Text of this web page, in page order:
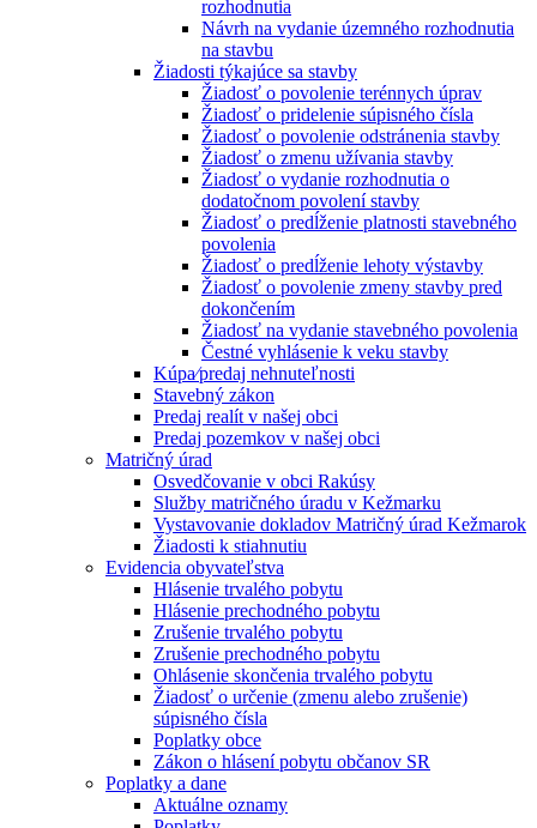
rozhodnutia
Návrh na vydanie územného rozhodnutia
na stavbu
Žiadosti týkajúce sa stavby
Žiadosť o povolenie terénnych úprav
Žiadosť o pridelenie súpisného čísla
Žiadosť o povolenie odstránenia stavby
Žiadosť o zmenu užívania stavby
Žiadosť o vydanie rozhodnutia o
dodatočnom povolení stavby
Žiadosť o predĺženie platnosti stavebného
povolenia
Žiadosť o predĺženie lehoty výstavby
Žiadosť o povolenie zmeny stavby pred
dokončením
Žiadosť na vydanie stavebného povolenia
Čestné vyhlásenie k veku stavby
Kúpa⁄predaj nehnuteľnosti
Stavebný zákon
Predaj realít v našej obci
Predaj pozemkov v našej obci
Matričný úrad
Osvedčovanie v obci Rakúsy
Služby matričného úradu v Kežmarku
Vystavovanie dokladov Matričný úrad Kežmarok
Žiadosti k stiahnutiu
Evidencia obyvateľstva
Hlásenie trvalého pobytu
Hlásenie prechodného pobytu
Zrušenie trvalého pobytu
Zrušenie prechodného pobytu
Ohlásenie skončenia trvalého pobytu
Žiadosť o určenie (zmenu alebo zrušenie)
súpisného čísla
Poplatky obce
Zákon o hlásení pobytu občanov SR
Poplatky a dane
Aktuálne oznamy